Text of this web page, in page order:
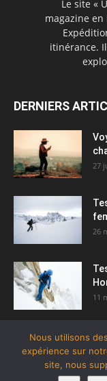
Le site «
magazine en
itinérance.
DERNIERS
27
26
11
Nous utilisons
expérience sur
site, nous